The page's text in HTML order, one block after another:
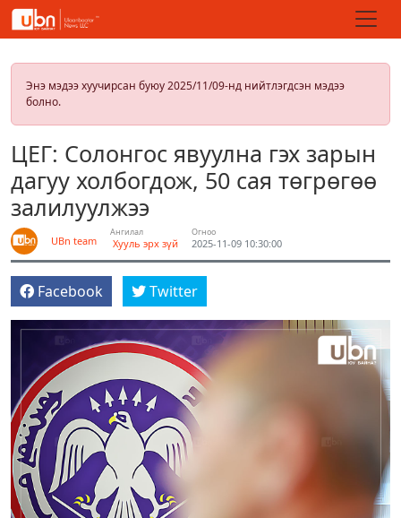
Энэ мэдээ хуучирсан буюу 2025/11/09-нд нийтлэгдсэн мэдээ
болно.
ЦЕГ: Солонгос явуулна гэх зарын
дагуу холбогдож, 50 сая төгрөгөө
залилуулжээ
UBn team
Ангилал
Хууль эрх зүй
Огноо
2025-11-09 10:30:00
Facebook Twitter